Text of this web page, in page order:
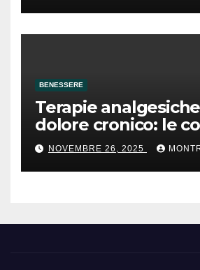
BENESSERE
Terapie
dolore cronico: le
sapere
NOVEMBRE 26, 2025